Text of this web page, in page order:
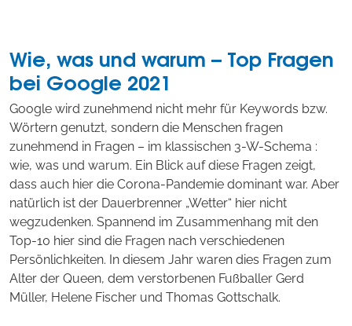
Wie, was und warum – Top Fragen
bei Google 2021
Google wird zunehmend nicht mehr für Keywords bzw.
Wörtern genutzt, sondern die Menschen fragen
zunehmend in Fragen – im klassischen 3-W-Schema :
wie, was und warum. Ein Blick auf diese Fragen zeigt,
dass auch hier die Corona-Pandemie dominant war. Aber
natürlich ist der Dauerbrenner „Wetter“ hier nicht
wegzudenken. Spannend im Zusammenhang mit den
Top-10 hier sind die Fragen nach verschiedenen
Persönlichkeiten. In diesem Jahr waren dies Fragen zum
Alter der Queen, dem verstorbenen Fußballer Gerd
Müller, Helene Fischer und Thomas Gottschalk.